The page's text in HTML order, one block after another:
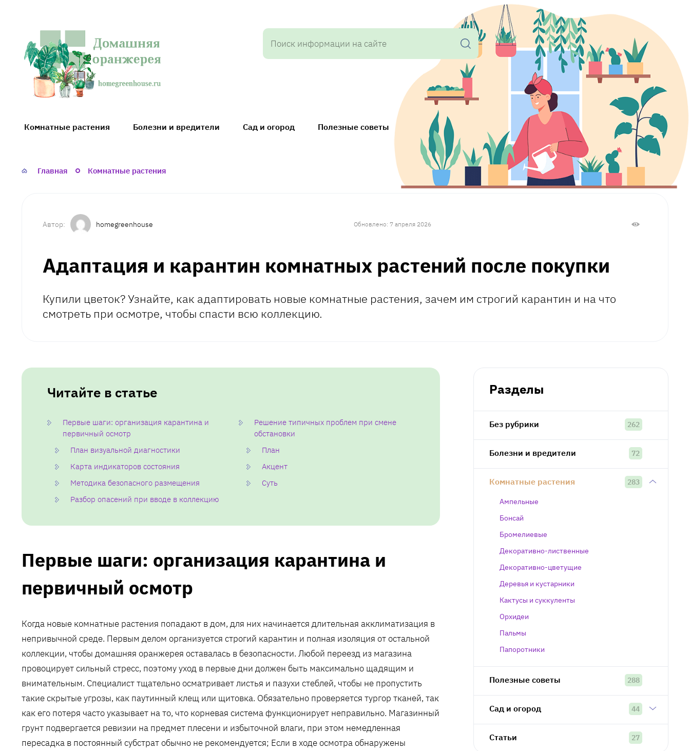
Домашняя
оранжерея
Комнатные растения Болезни и вредители Сад и огород Полезные советы
Главная Комнатные растения
homegreenhouse Обновлено: 7 апреля 2026
Адаптация и карантин комнатных растений после покупки
Купили цветок? Узнайте, как адаптировать новые комнатные растения, зачем им строгий карантин и на что
смотреть при осмотре, чтобы спасти всю коллекцию.
Читайте в статье
Первые шаги: организация карантина и
первичный осмотр
План визуальной диагностики
Карта индикаторов состояния
Методика безопасного размещения
Разбор опасений при вводе в коллекцию
Решение типичных проблем при смене
обстановки
План
Акцент
Суть
Первые шаги: организация карантина и
первичный осмотр
Когда новые комнатные растения попадают в дом, для них начинается длительная акклиматизация в
непривычной среде. Первым делом организуется строгий карантин и полная изоляция от остальной
коллекции, чтобы домашняя оранжерея оставалась в безопасности. Любой переезд из магазина
провоцирует сильный стресс, поэтому уход в первые дни должен быть максимально щадящим и
внимательным. Специалист тщательно осматривает листья и пазухи стеблей, чтобы не пропустить
такие скрытые угрозы, как паутинный клещ или щитовка. Обязательно проверяется тургор тканей, так
как его потеря часто указывает на то, что корневая система функционирует неправильно. Магазинный
грунт подвергается ревизии на предмет плесени и избыточной влаги, при этом немедленная
пересадка в постоянный субстрат обычно не рекомендуется; Если в ходе осмотра обнаружены
Разделы
Без рубрики 262
Болезни и вредители 72
Комнатные растения 283
Ампельные
Бонсай
Бромелиевые
Декоративно-лиственные
Декоративно-цветущие
Деревья и кустарники
Кактусы и суккуленты
Орхидеи
Пальмы
Папоротники
Полезные советы 288
Сад и огород 44
Статьи 27